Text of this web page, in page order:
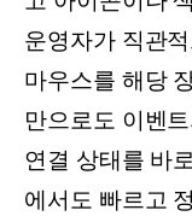
운영자가 직관
마우스를 해당
만으로도 이벤
연결 상태를 바
에서도 빠르고